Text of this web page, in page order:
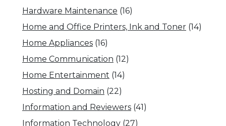
Hardware Maintenance (16)
Home and Office Printers, Ink and Toner (14)
Home Appliances (16)
Home Communication (12)
Home Entertainment (14)
Hosting and Domain (22)
Information and Reviewers (41)
Information Technology (27)